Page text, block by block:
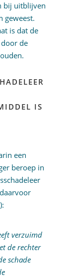
bij uitblijven
geweest.
is dat de
de
IS
een
beroep in
verzuimd
de rechter
schade